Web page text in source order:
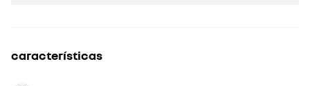
características